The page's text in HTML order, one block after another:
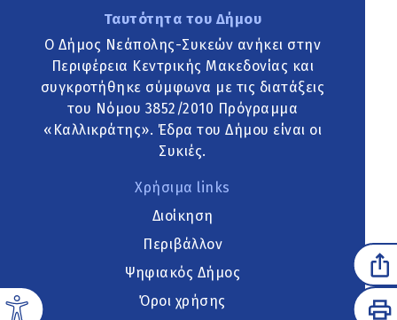
Ταυτότητα του Δήμου
Ο Δήμος Νεάπολης-Συκεών ανήκει στην
Περιφέρεια Κεντρικής Μακεδονίας και
συγκροτήθηκε σύμφωνα με τις διατάξεις
του Νόμου 3852/2010 Πρόγραμμα
«Καλλικράτης». Έδρα του Δήμου είναι οι
Συκιές.
Χρήσιμα links
Διοίκηση
Περιβάλλον
Ψηφιακός Δήμος
Όροι χρήσης